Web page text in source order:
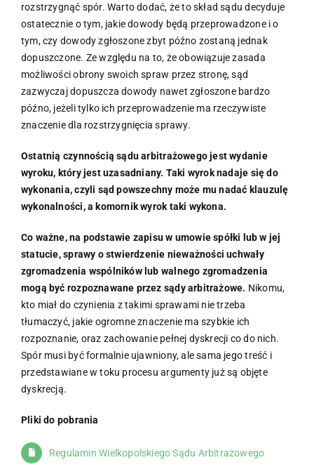
rozstrzygnąć spór. Warto dodać, że to skład sądu decyduje
ostatecznie o tym, jakie dowody będą przeprowadzone i o
tym, czy dowody zgłoszone zbyt późno zostaną jednak
dopuszczone. Ze względu na to, że obowiązuje zasada
możliwości obrony swoich spraw przez stronę, sąd
zazwyczaj dopuszcza dowody nawet zgłoszone bardzo
późno, jeżeli tylko ich przeprowadzenie ma rzeczywiste
znaczenie dla rozstrzygnięcia sprawy.
Ostatnią czynnością sądu arbitrażowego jest wydanie
wyroku, który jest uzasadniany. Taki wyrok nadaje się do
wykonania, czyli sąd powszechny może mu nadać klauzulę
wykonalności, a komornik wyrok taki wykona.
Co ważne, na podstawie zapisu w umowie spółki lub w jej
statucie, sprawy o stwierdzenie nieważności uchwały
zgromadzenia wspólników lub walnego zgromadzenia
mogą być rozpoznawane przez sądy arbitrażowe. Nikomu,
kto miał do czynienia z takimi sprawami nie trzeba
tłumaczyć, jakie ogromne znaczenie ma szybkie ich
rozpoznanie, oraz zachowanie pełnej dyskrecji co do nich.
Spór musi być formalnie ujawniony, ale sama jego treść i
przedstawiane w toku procesu argumenty już są objęte
dyskrecją.
Pliki do pobrania
Regulamin Wielkopolskiego Sądu Arbitrażowego